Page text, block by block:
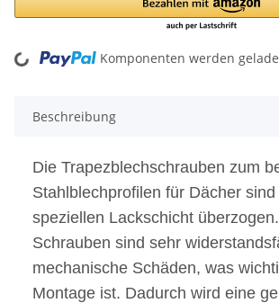
Komponenten werden
Beschreibung
Die Trapezblechschrauben zum
Stahlblechprofilen für Dächer
speziellen Lackschicht
Schrauben sind sehr
mechanische Schäden, was
Montage ist. Dadurch wird eine